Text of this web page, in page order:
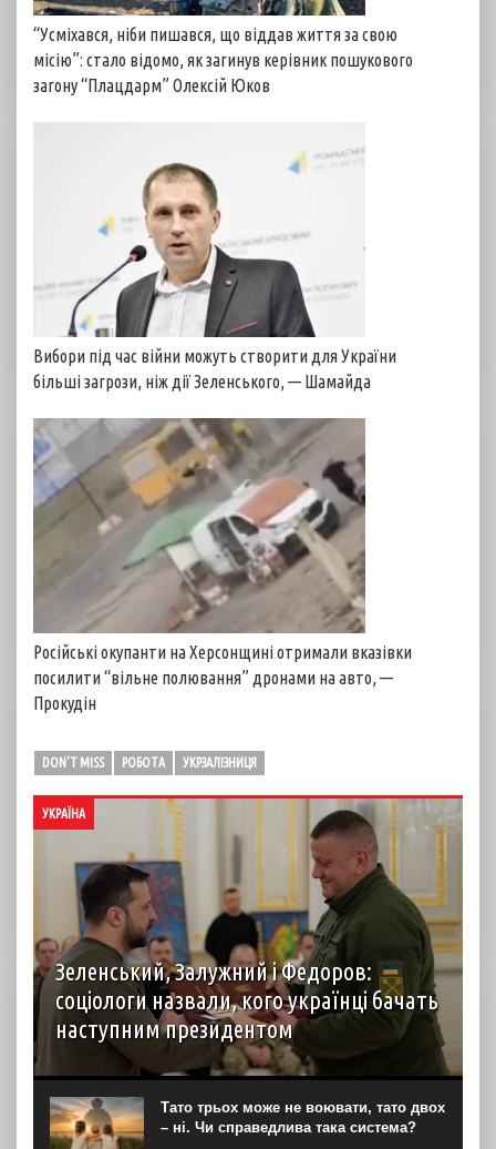
“Усміхався, ніби пишався, що віддав життя за свою
місію”: стало відомо, як загинув керівник пошукового
загону “Плацдарм” Олексій Юков
Вибори під час війни можуть створити для України
більші загрози, ніж дії Зеленського, — Шамайда
Російські окупанти на Херсонщині отримали вказівки
посилити “вільне полювання” дронами на авто, —
Прокудін
DON'T MISS РОБОТА УКРЗАЛІЗНИЦЯ
УКРАЇНА
Зеленський, Залужний і Федоров:
соціологи назвали, кого українці бачать
наступним президентом
Наразі в разі проведення президентських виборів
більшість українців обрали б на цю посаду чинного
президента Володимира Зеленського. На другому місці
за підтримкою виборців опинився колишній
головнокомандувач ЗСУ, а тепер...
Тато трьох може не воювати, тато двох
– ні. Чи справедлива така система?